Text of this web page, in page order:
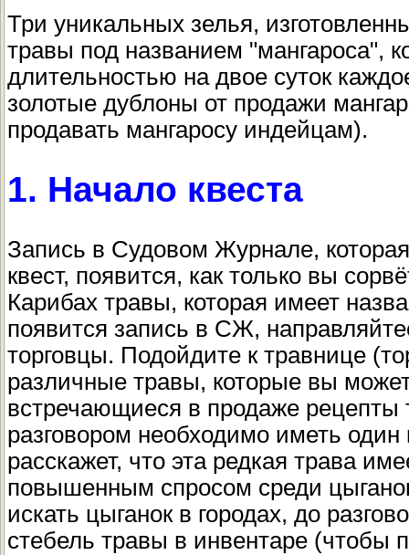
Три уникальных зелья,
травы под названием "мангароса",
длительностью на двое суток
золотые дублоны от продажи
продавать мангаросу индейцам).
1. Начало квеста
Запись в Судовом Журнале,
квест, появится, как только вы
Карибах травы, которая имеет
появится запись в СЖ,
торговцы. Подойдите к травнице
различные травы, которые вы
встречающиеся в продаже рецепты
разговором необходимо иметь
расскажет, что эта редкая трава
повышенным спросом среди
искать цыганок в городах, до
стебель травы в инвентаре (чтобы